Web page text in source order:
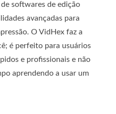
softwares de edição
avançadas para
O VidHex faz a
é perfeito para usuários
e profissionais e não
aprendendo a usar um